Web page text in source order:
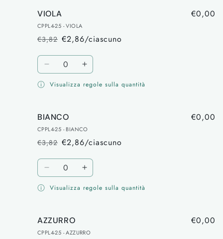
VIOLA
CPPL4-25 - VIOLA
Prezzo
di
listino
€3,82
Prezzo
scontato
€2,86/ciascuno
€0,00
Quantità
Diminuisci
per
Aumenta
per
Visualizza regole sulla quantità
BIANCO
CPPL4-25 - BIANCO
Prezzo
di
listino
€3,82
Prezzo
scontato
€2,86/ciascuno
€0,00
Quantità
Diminuisci
per
Aumenta
per
Visualizza regole sulla quantità
AZZURRO
CPPL4-25 - AZZURRO
€0,00